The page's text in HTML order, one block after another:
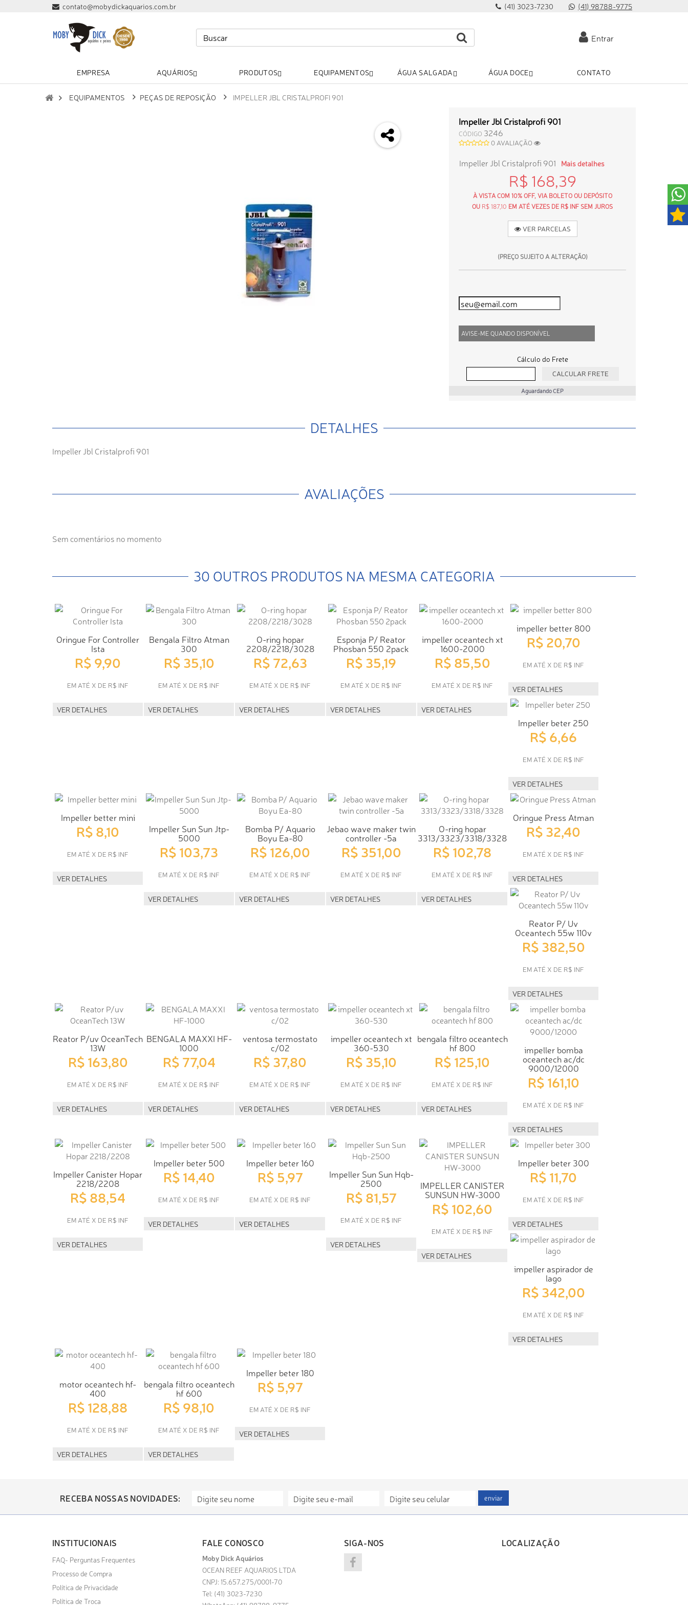
contato@mobydickaquarios.com.br (41) 3023-7230 (41) 98788-9775
Entrar
EMPRESA AQUÁRIOS PRODUTOS EQUIPAMENTOS ÁGUA SALGADA ÁGUA DOCE CONTATO
EQUIPAMENTOS PEÇAS DE REPOSIÇÃO IMPELLER JBL CRISTALPROFI 901
Impeller Jbl Cristalprofi 901
CÓDIGO 3246
0 AVALIAÇÃO
Impeller Jbl Cristalprofi 901 Mais detalhes
R$ 168,39
À VISTA COM 10% OFF, VIA BOLETO OU DEPÓSITO
OU R$ 187,10 EM ATÉ VEZES DE R$ INF SEM JUROS
VER PARCELAS
(PREÇO SUJEITO A ALTERAÇÃO)
AVISE-ME QUANDO DISPONÍVEL
Cálculo do Frete
Aguardando CEP
DETALHES
Impeller Jbl Cristalprofi 901
AVALIAÇÕES
Sem comentários no momento
30 OUTROS PRODUTOS NA MESMA CATEGORIA
Oringue For Controller
Ista
R$ 9,90
EM ATÉ X DE R$ INF
VER DETALHES
Bengala Filtro Atman
300
R$ 35,10
EM ATÉ X DE R$ INF
VER DETALHES
O-ring hopar
2208/2218/3028
R$ 72,63
EM ATÉ X DE R$ INF
VER DETALHES
Esponja P/ Reator
Phosban 550 2pack
R$ 35,19
EM ATÉ X DE R$ INF
VER DETALHES
impeller oceantech xt
1600-2000
R$ 85,50
EM ATÉ X DE R$ INF
VER DETALHES
impeller better 800
R$ 20,70
EM ATÉ X DE R$ INF
VER DETALHES
Impeller beter 250
R$ 6,66
EM ATÉ X DE R$ INF
VER DETALHES
Impeller better mini
R$ 8,10
EM ATÉ X DE R$ INF
VER DETALHES
Impeller Sun Sun Jtp-
5000
R$ 103,73
EM ATÉ X DE R$ INF
VER DETALHES
Bomba P/ Aquario
Boyu Ea-80
R$ 126,00
EM ATÉ X DE R$ INF
VER DETALHES
Jebao wave maker twin
controller -5a
R$ 351,00
EM ATÉ X DE R$ INF
VER DETALHES
O-ring hopar
3313/3323/3318/3328
R$ 102,78
EM ATÉ X DE R$ INF
VER DETALHES
Oringue Press Atman
R$ 32,40
EM ATÉ X DE R$ INF
VER DETALHES
Reator P/ Uv
Oceantech 55w 110v
R$ 382,50
EM ATÉ X DE R$ INF
VER DETALHES
Reator P/uv OceanTech
13W
R$ 163,80
EM ATÉ X DE R$ INF
VER DETALHES
BENGALA MAXXI HF-
1000
R$ 77,04
EM ATÉ X DE R$ INF
VER DETALHES
ventosa termostato
c/02
R$ 37,80
EM ATÉ X DE R$ INF
VER DETALHES
impeller oceantech xt
360-530
R$ 35,10
EM ATÉ X DE R$ INF
VER DETALHES
bengala filtro oceantech
hf 800
R$ 125,10
EM ATÉ X DE R$ INF
VER DETALHES
impeller bomba
oceantech ac/dc
9000/12000
R$ 161,10
EM ATÉ X DE R$ INF
VER DETALHES
Impeller Canister Hopar
2218/2208
R$ 88,54
EM ATÉ X DE R$ INF
VER DETALHES
Impeller beter 500
R$ 14,40
EM ATÉ X DE R$ INF
VER DETALHES
Impeller beter 160
R$ 5,97
EM ATÉ X DE R$ INF
VER DETALHES
Impeller Sun Sun Hqb-
2500
R$ 81,57
EM ATÉ X DE R$ INF
VER DETALHES
IMPELLER CANISTER
SUNSUN HW-3000
R$ 102,60
EM ATÉ X DE R$ INF
VER DETALHES
Impeller beter 300
R$ 11,70
EM ATÉ X DE R$ INF
VER DETALHES
impeller aspirador de
lago
R$ 342,00
EM ATÉ X DE R$ INF
VER DETALHES
motor oceantech hf-
400
R$ 128,88
EM ATÉ X DE R$ INF
VER DETALHES
bengala filtro oceantech
hf 600
R$ 98,10
EM ATÉ X DE R$ INF
VER DETALHES
Impeller beter 180
R$ 5,97
EM ATÉ X DE R$ INF
VER DETALHES
RECEBA NOSSAS NOVIDADES: enviar
INSTITUCIONAIS
FAQ- Perguntas Frequentes
Processo de Compra
Política de Privacidade
Política de Troca
FALE CONOSCO
Moby Dick Aquários
OCEAN REEF AQUARIOS LTDA
CNPJ: 15.657.275/0001-70
Tel: (41) 3023-7230
SIGA-NOS LOCALIZAÇÃO